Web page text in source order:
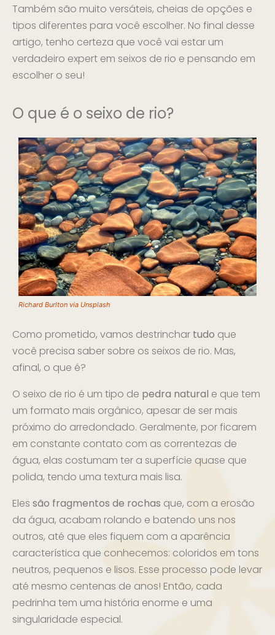
Também são muito versáteis, cheias de opções e
tipos diferentes para você escolher. No final desse
artigo, tenho certeza que você vai estar um
verdadeiro expert em seixos de rio e pensando em
escolher o seu!
O que é o seixo de rio?
Richard Burlton via Unsplash
Como prometido, vamos destrinchar tudo que
você precisa saber sobre os seixos de rio. Mas,
afinal, o que é?
O seixo de rio é um tipo de pedra natural e que tem
um formato mais orgânico, apesar de ser mais
próximo do arredondado. Geralmente, por ficarem
em constante contato com as correntezas de
água, elas costumam ter a superfície quase que
polida, tendo uma textura mais lisa.
Eles são fragmentos de rochas que, com a erosão
da água, acabam rolando e batendo uns nos
outros, até que eles fiquem com a aparência
característica que conhecemos: coloridos em tons
neutros, pequenos e lisos. Esse processo pode levar
até mesmo centenas de anos! Então, cada
pedrinha tem uma história enorme e uma
singularidade especial.